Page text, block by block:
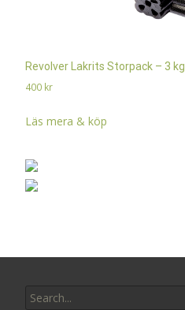
Revolver Lakrits Storpack – 3 kg
400 kr
Läs mera & köp
for: